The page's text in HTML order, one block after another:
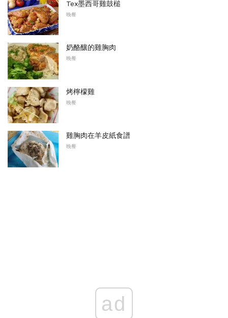
Tex墨西哥雞鼓槌
晚餐
奶酪釀的雞胸肉
晚餐
烤檸檬雞
晚餐
雞胸肉在羊皮紙食譜
晚餐
ad